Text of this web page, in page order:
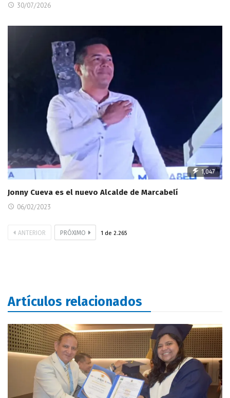
30/07/2026
1,047
Jonny Cueva es el nuevo Alcalde de Marcabelí
06/02/2023
ANTERIOR PRÓXIMO 1 de 2.265
Artículos relacionados